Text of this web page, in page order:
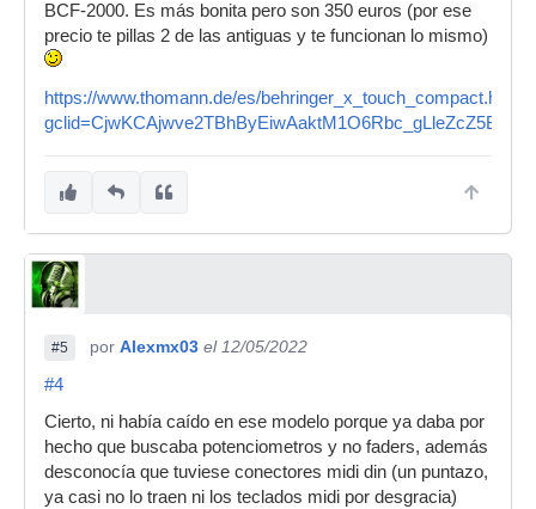
BCF-2000. Es más bonita pero son 350 euros (por ese
precio te pillas 2 de las antiguas y te funcionan lo mismo)
https://www.thomann.de/es/behringer_x_touch_compact.htm?
#5 por Alexmx03 el 12/05/2022
#4
Cierto, ni había caído en ese modelo porque ya daba por
hecho que buscaba potenciometros y no faders, además
desconocía que tuviese conectores midi din (un puntazo,
ya casi no lo traen ni los teclados midi por desgracia)